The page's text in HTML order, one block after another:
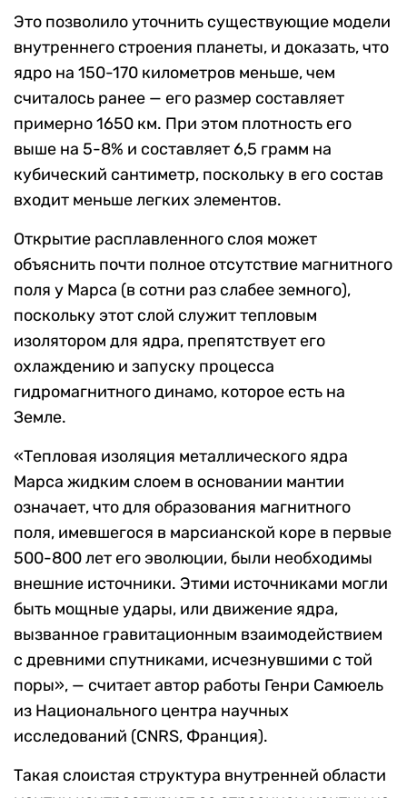
Это позволило уточнить существующие модели
внутреннего строения планеты, и доказать, что
ядро на 150-170 километров меньше, чем
считалось ранее — его размер составляет
примерно 1650 км. При этом плотность его
выше на 5-8% и составляет 6,5 грамм на
кубический сантиметр, поскольку в его состав
входит меньше легких элементов.
Открытие расплавленного слоя может
объяснить почти полное отсутствие магнитного
поля у Марса (в сотни раз слабее земного),
поскольку этот слой служит тепловым
изолятором для ядра, препятствует его
охлаждению и запуску процесса
гидромагнитного динамо, которое есть на
Земле.
«Тепловая изоляция металлического ядра
Марса жидким слоем в основании мантии
означает, что для образования магнитного
поля, имевшегося в марсианской коре в первые
500-800 лет его эволюции, были необходимы
внешние источники. Этими источниками могли
быть мощные удары, или движение ядра,
вызванное гравитационным взаимодействием
с древними спутниками, исчезнувшими с той
поры», — считает автор работы Генри Самюель
из Национального центра научных
исследований (CNRS, Франция).
Такая слоистая структура внутренней области